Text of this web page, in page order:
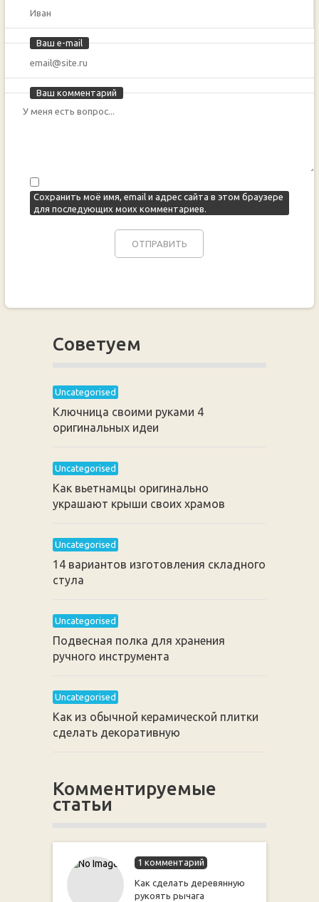
Ваш e-mail
Ваш комментарий
Сохранить моё имя, email и адрес сайта в этом браузере
для последующих моих комментариев.
Советуем
Uncategorised
Ключница своими руками 4
оригинальных идеи
Uncategorised
Как вьетнамцы оригинально
украшают крыши своих храмов
Uncategorised
14 вариантов изготовления складного
стула
Uncategorised
Подвесная полка для хранения
ручного инструмента
Uncategorised
Как из обычной керамической плитки
сделать декоративную
Комментируемые
статьи
1 комментарий
Как сделать деревянную
рукоять рычага